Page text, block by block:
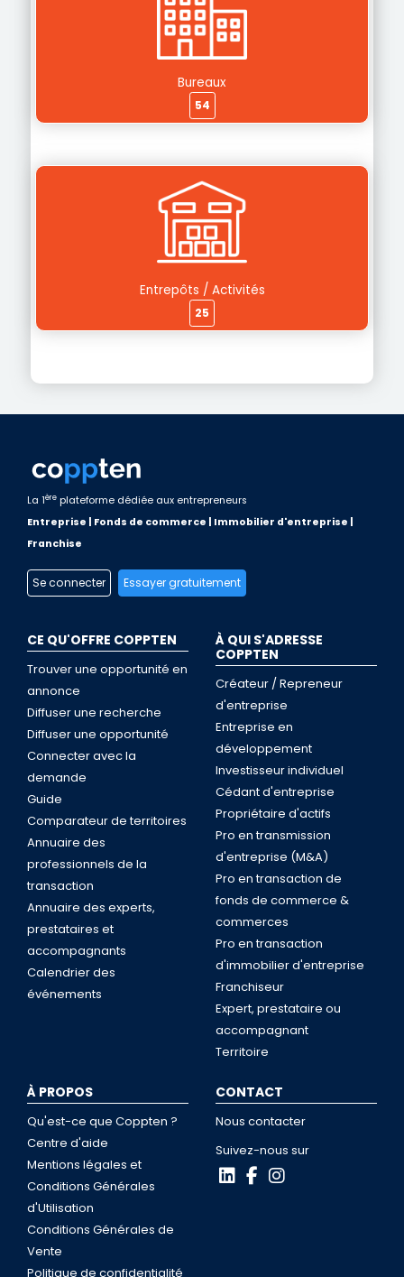
Bureaux
54
Entrepôts / Activités
25
La 1ère plateforme dédiée aux entrepreneurs
Entreprise | Fonds de commerce | Immobilier d'entreprise |
Franchise
Se connecter Essayer gratuitement
CE QU'OFFRE COPPTEN
Trouver une opportunité en
annonce
Diffuser une recherche
Diffuser une opportunité
Connecter avec la
demande
Guide
Comparateur de territoires
Annuaire des
professionnels de la
transaction
Annuaire des experts,
prestataires et
accompagnants
Calendrier des
événements
À QUI S'ADRESSE
COPPTEN
Créateur / Repreneur
d'entreprise
Entreprise en
développement
Investisseur individuel
Cédant d'entreprise
Propriétaire d'actifs
Pro en transmission
d'entreprise (M&A)
Pro en transaction de
fonds de commerce &
commerces
Pro en transaction
d'immobilier d'entreprise
Franchiseur
Expert, prestataire ou
accompagnant
Territoire
À PROPOS
Qu'est-ce que Coppten ?
Centre d'aide
Mentions légales et
Conditions Générales
d'Utilisation
Conditions Générales de
Vente
Politique de confidentialité
CONTACT
Nous contacter
Suivez-nous sur